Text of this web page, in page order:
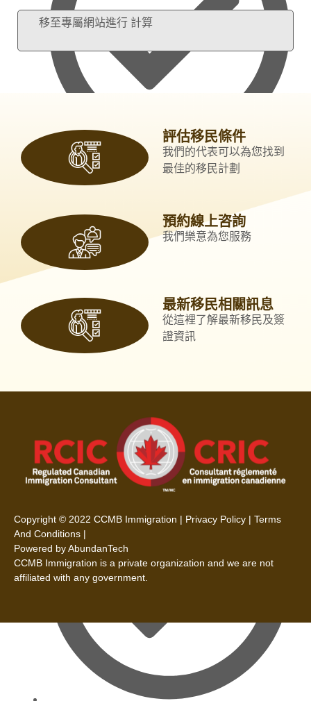
教育程度
語言能力
移至專屬網站進行 計算
評估移民條件
我們的代表可以為您找到
最佳的移民計劃
預約線上咨詢
我們樂意為您服務
最新移民相關訊息
從這裡了解最新移民及簽
證資訊
Copyright © 2022 CCMB Immigration | Privacy Policy | Terms
And Conditions |
Powered by AbundanTech
CCMB Immigration is a private organization and we are not
affiliated with any government.